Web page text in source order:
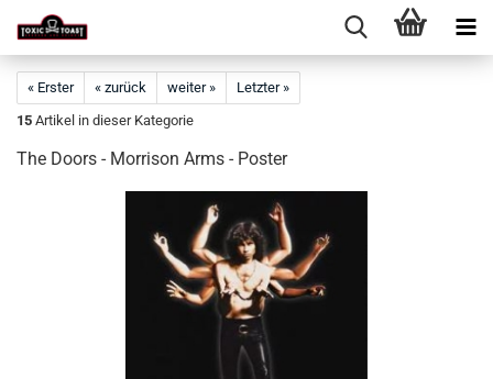
« Erster « zurück weiter »
Letzter »
15 Artikel in dieser Kategorie
The Doors - Morrison Arms - Poster